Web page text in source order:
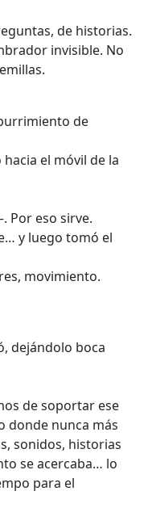
de historias.
invisible. No
de
el móvil de la
eso sirve.
y luego tomó el
movimiento.
dejándolo boca
de soportar ese
donde nunca más
sonidos, historias
se acercaba… lo
para el